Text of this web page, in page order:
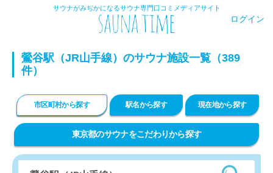
サウナがみぢかになるサウナ専門口コミメディアサイト
ログイン
鶯谷駅（JR山手線）のサウナ施設一覧（389
件）
市区町村から探す 駅名から探す 現在地から探す
東京都のサウナをこだわりから探す